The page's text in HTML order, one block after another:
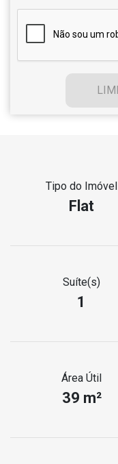
Tipo do Imóvel
Flat
Suíte(s)
1
Área Útil
39 m²